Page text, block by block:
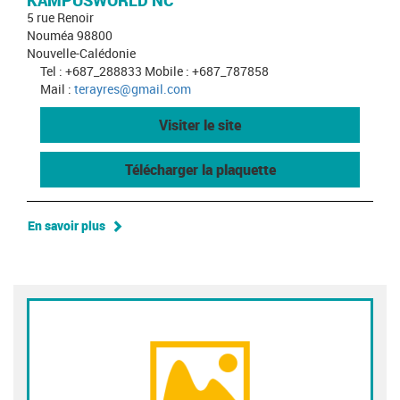
5 rue Renoir
Nouméa 98800
Nouvelle-Calédonie
Tel : +687_288833 Mobile : +687_787858
Mail : terayres@gmail.com
Visiter le site
Télécharger la plaquette
En savoir plus